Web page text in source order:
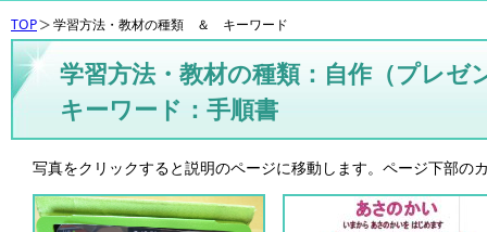
TOP 学習方法・教材の種類 ＆ キーワード
学習方法・教材の種類：自作（プレ
キーワード：手順書
写真をクリックすると説明のページに移動します。ページ下部